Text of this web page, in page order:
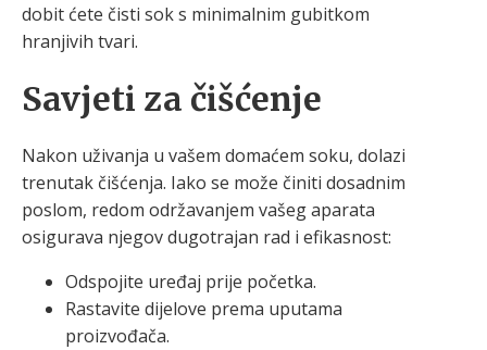
dobit ćete čisti sok s minimalnim gubitkom
hranjivih tvari.
Savjeti za čišćenje
Nakon uživanja u vašem domaćem soku, dolazi
trenutak čišćenja. Iako se može činiti dosadnim
poslom, redom održavanjem vašeg aparata
osigurava njegov dugotrajan rad i efikasnost:
Odspojite uređaj prije početka.
Rastavite dijelove prema uputama
proizvođača.